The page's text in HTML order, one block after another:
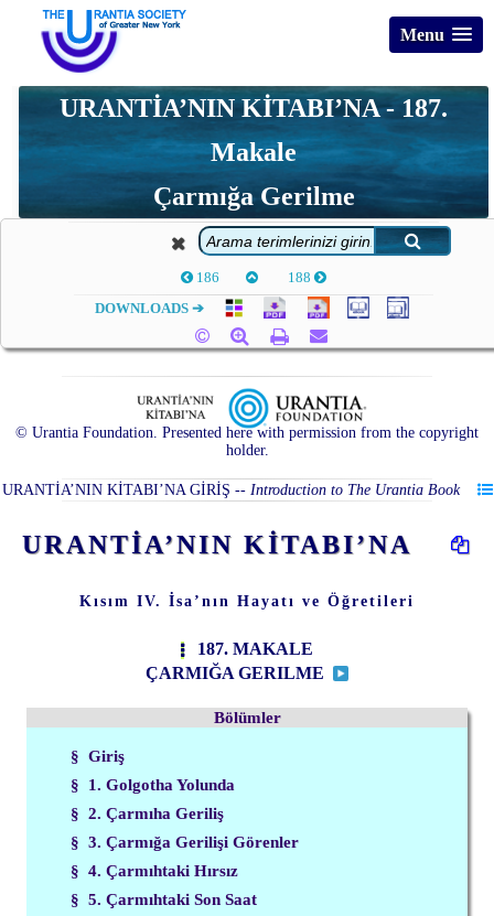
Menu
URANTİA’NIN KİTABI’NA - 187.
Makale
Çarmığa Gerilme
186 188
DOWNLOADS ➔
© Urantia Foundation. Presented here with permission from the copyright
holder.
URANTİA’NIN KİTABI’NA GİRİŞ -- Introduction to The Urantia Book
URANTİA’NIN KİTABI’NA
Kısım IV. İsa’nın Hayatı ve Öğretileri
187. MAKALE
ÇARMIĞA GERILME
Bölümler
§ Giriş
§ 1. Golgotha Yolunda
§ 2. Çarmıha Geriliş
§ 3. Çarmığa Gerilişi Görenler
§ 4. Çarmıhtaki Hırsız
§ 5. Çarmıhtaki Son Saat